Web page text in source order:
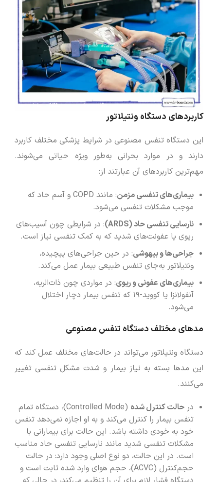
کاربردهای دستگاه ونتیلاتور
این دستگاه تنفس مصنوعی در شرایط پزشکی مختلف کاربرد
دارند و در موارد بحرانی به‌طور ویژه حیاتی می‌شوند.
مهم‌ترین کاربردهای آن عبارتند از:
بیماری‌های تنفسی مزمن
: مانند COPD و آسم حاد که
موجب مشکلات تنفسی می‌شود.
نارسایی تنفسی حاد(ARDS)
: در شرایطی چون آسیب‌های
ریوی یا عفونت‌های شدید که به کمک تنفسی نیاز است.
جراحی‌ها و بیهوشی: در حین جراحی‌های پیچیده،
ونتیلاتور به‌جای تنفس طبیعی بیمار عمل می‌کند.
بیماری‌های عفونی و ریوی: در مواردی چون ذات‌الریه،
آنفولانزا یا کووید-۱۹ که تنفس بیمار دچار اختلال
می‌شود.
مد‌های مختلف دستگاه تنفس مصنوعی
دستگاه ونتیلاتور می‌تواند در حالت‌های مختلف عمل کند که
این مدها بسته به نیاز بیمار و شدت مشکل تنفسی تغییر
می‌کنند.
در حالت کنترل شده
(Controlled Mode)، دستگاه تمام
تنفس بیمار را کنترل می‌کند و به او اجازه نمی‌دهد تنفس
خود به خودی داشته باشد. این حالت برای بیمارانی با
مشکلات تنفسی شدید مانند نارسایی تنفسی حاد مناسب
است. در این حالت، دو نوع اصلی وجود دارد: در حالت
حجم‌کنترل (ACVC)، حجم هوای وارد شده ثابت است و